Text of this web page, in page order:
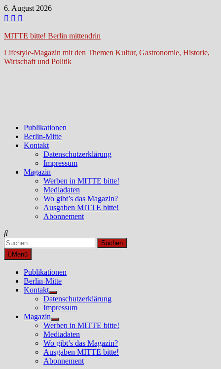
Zum
Inhalt
6. August 2026
MITTE bitte! Berlin mittendrin
Lifestyle-Magazin mit den Themen Kultur, Gastronomie, Historie,
Wirtschaft und Politik
Publikationen
Berlin-Mitte
Kontakt
Datenschutzerklärung
Impressum
Magazin
Werben in MITTE bitte!
Mediadaten
Wo gibt’s das Magazin?
Ausgaben MITTE bitte!
Abonnement
Suchen
nach:Menü
Publikationen
Berlin-Mitte
Kontakt
Untermenü
anzeigen
Datenschutzerklärung
Impressum
Magazin
Untermenü
anzeigen
Werben in MITTE bitte!
Mediadaten
Wo gibt’s das Magazin?
Ausgaben MITTE bitte!
Abonnement